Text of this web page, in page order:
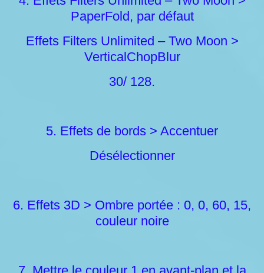
PaperFold, par défaut
Effets Filters Unlimited – Two Moon >
VerticalChopBlur
30/ 128.
5. Effets de bords > Accentuer
Désélectionner
6. Effets 3D > Ombre portée : 0, 0, 60, 15,
couleur noire